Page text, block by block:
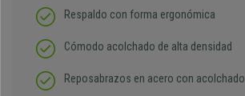
Respaldo con forma ergonómica
Cómodo acolchado de alta densidad
Reposabrazos en acero con acolchado